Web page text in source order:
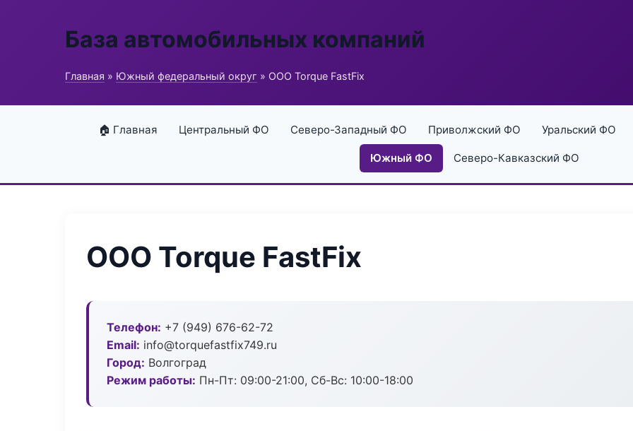
База автомобильных компаний
Главная » Южный федеральный округ » ООО Torque FastFix
🏠 Главная Центральный ФО Северо-Западный ФО Приволжский ФО Уральский ФО
Южный ФО Северо-Кавказский ФО
ООО Torque FastFix
Телефон: +7 (949) 676-62-72
Email: info@torquefastfix749.ru
Город: Волгоград
Режим работы: Пн-Пт: 09:00-21:00, Сб-Вс: 10:00-18:00